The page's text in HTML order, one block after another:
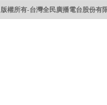
版權所有-台灣全民廣播電台股份有